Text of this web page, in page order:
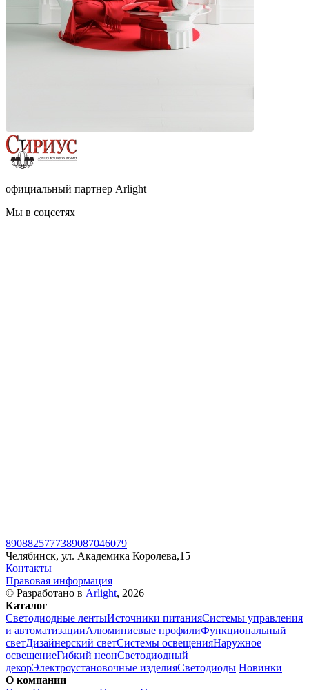
официальный партнер Arlight
Мы в соцсетях
8908825777389087046079
Челябинск, ул. Академика Королева,15
Контакты
Правовая информация
© Разработано в Arlight, 2026
Каталог
Светодиодные лентыИсточники питанияСистемы управления
и автоматизацииАлюминиевые профилиФункциональный
светДизайнерский светСистемы освещенияНаружное
освещениеГибкий неонСветодиодный
декорЭлектроустановочные изделияСветодиоды Новинки
О компании